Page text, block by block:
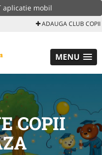
aplicatie mobil
ADAUGA CLUB COPII
MENU
COPII